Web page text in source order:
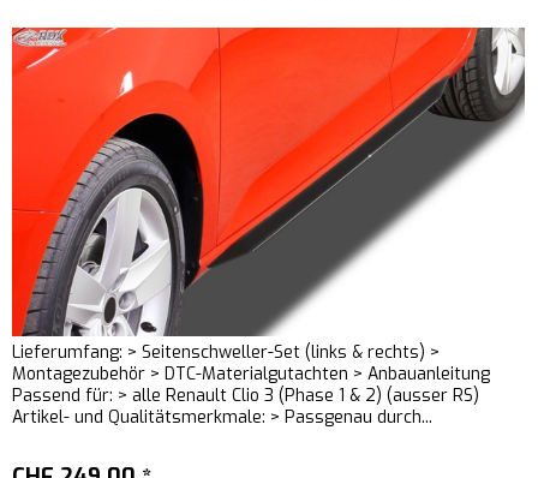
Lieferumfang: > Seitenschweller-Set (links & rechts) >
Montagezubehör > DTC-Materialgutachten > Anbauanleitung
Passend für: > alle Renault Clio 3 (Phase 1 & 2) (ausser RS)
Artikel- und Qualitätsmerkmale: > Passgenau durch...